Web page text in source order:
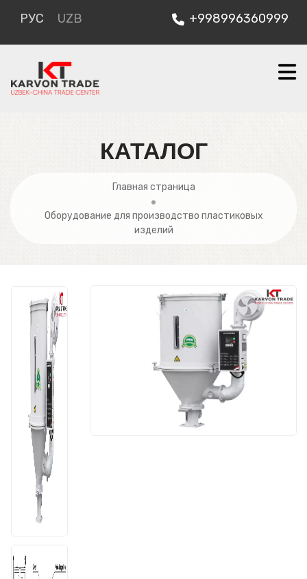
РУС UZB +998996360999
КАТАЛОГ
Главная страница
Оборудование для производство пластиковых
изделий